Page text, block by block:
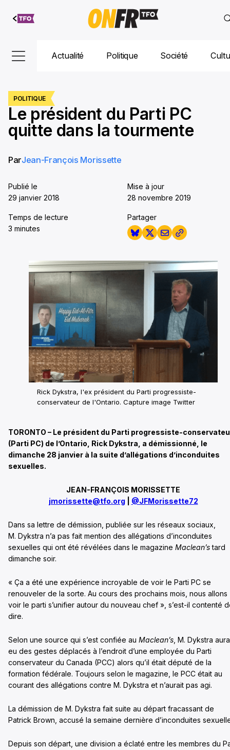
Aller au
contenu
Actualité Politique Société
POLITIQUE
Le président du Parti PC
quitte dans la tourmente
ParJean-François Morissette
Publié le
29 janvier 2018
Mise à jour
28 novembre 2019
Temps de lecture
3 minutes
Partager
Rick Dykstra, l'ex président du Parti progressiste-
conservateur de l'Ontario. Capture image Twitter
TORONTO – Le président du Parti progressiste-
(Parti PC) de l’Ontario, Rick Dykstra, a démissionné, le
dimanche 28 janvier à la suite d’allégations d’inconduites
sexuelles.
JEAN-FRANÇOIS MORISSETTE
jmorissette@tfo.org
@JFMorissette72
Dans sa lettre de démission, publiée sur les réseaux sociaux,
M. Dykstra n’a pas fait mention des allégations d’inconduites
sexuelles qui ont été révélées dans le magazine Maclean’stard
dimanche soir.
« Ça a été une expérience incroyable de voir le Parti PC se
renouveler de la sorte. Au cours des prochains mois, nous allons
voir le parti s’unifier autour du nouveau chef », s’est-il contenté
dire.
Selon une source qui s’est confiée au Maclean’s , M. Dykstra
eu des gestes déplacés à l’endroit d’une employée du Parti
conservateur du Canada (PCC) alors qu’il était député de la
formation fédérale. Toujours selon le magazine, le PCC était au
courant des allégations contre M. Dykstra et n’aurait pas agi.
La démission de M. Dykstra fait suite au départ fracassant de
Patrick Brown, accusé la semaine dernière d’inconduites
Depuis son départ, une division a éclaté entre les membres du